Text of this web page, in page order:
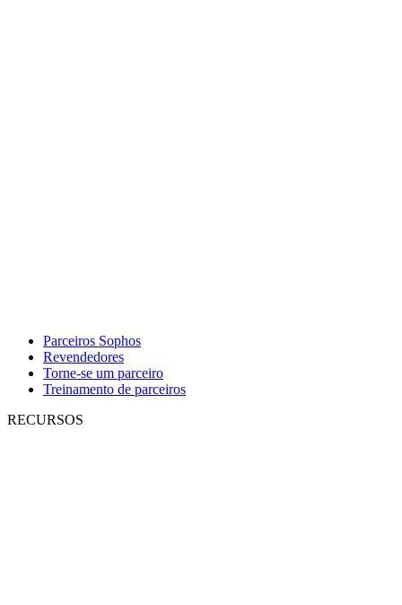
Parceiros Sophos
Revendedores
Torne-se um parceiro
Treinamento de parceiros
RECURSOS